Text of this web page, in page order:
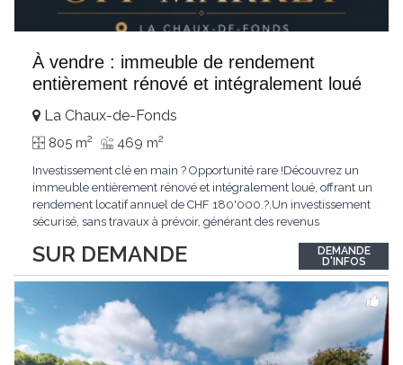
À vendre : immeuble de rendement
entièrement rénové et intégralement loué
SUR DEMANDE
La Chaux-de-Fonds
805 m2 469 m2
Investissement clé en main ? Opportunité rare !Découvrez un
immeuble entièrement rénové et intégralement loué, offrant un
rendement locatif annuel de CHF 180'000.?.Un investissement
sécurisé, sans travaux à prévoir, générant des revenus
d'informations ou recevoir le dossier.
DEMANDE
D'INFOS